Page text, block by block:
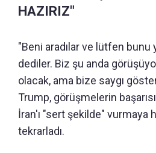
HAZIRIZ"
"Beni aradılar ve lütfen bunu
dediler. Biz şu anda
olacak, ama bize saygı
Trump, görüşmelerin
İran'ı "sert şekilde" vurmaya
tekrarladı.